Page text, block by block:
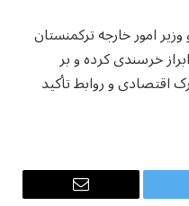
امور خارجه ترکمنستان
خرسندی کرده و بر
اقتصادی و روابط تأکید
Email